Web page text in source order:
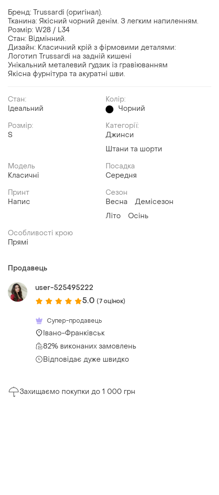
​Бренд: Trussardi (оригінал).
​Тканина: Якісний чорний денім. З легким напиленням.
​Розмір: W28 / L34
​Стан: Відмінний.
​Дизайн: Класичний крій з фірмовими деталями:
​Логотип Trussardi на задній кишені
​Унікальний металевий ґудзик із гравіюванням
​Якісна фурнітура та акуратні шви.
Стан:
Ідеальний
Колір:
Чорний
Розмір:
S
Категорії:
Джинси
Штани та шорти
Модель
Класичні
Посадка
Середня
Принт
Напис
Сезон
Весна
Демісезон
Літо
Осінь
Особливості крою
Прямі
Продавець
user-525495222
5.0 (7 оцінок)
Супер-продавець
Івано-Франківськ
82% виконаних замовлень
Відповідає дуже швидко
Захищаємо покупки до 1 000 грн